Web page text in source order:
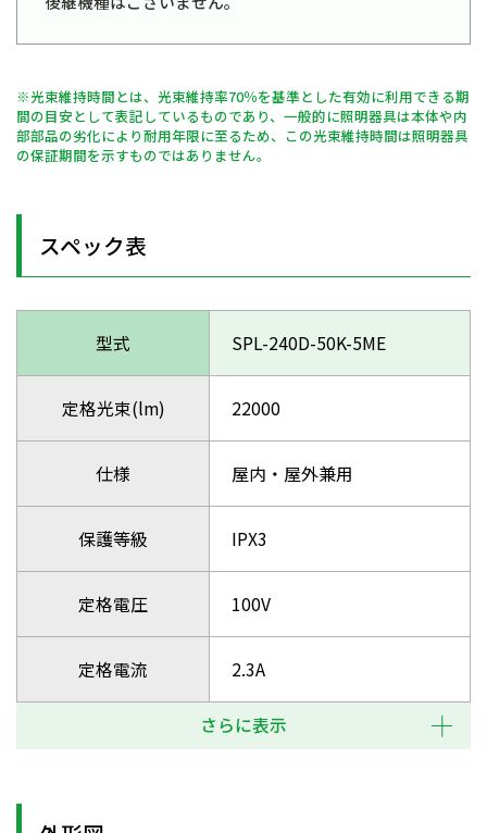
※光束維持時間とは、光束維持率70％を基準とした有効に利用できる期
間の目安として表記しているものであり、一般的に照明器具は本体や内
部部品の劣化により耐用年限に至るため、この光束維持時間は照明器具
の保証期間を示すものではありません。
スペック表
型式 SPL-240D-50K-5ME
定格光束(lm) 22000
仕様 屋内・屋外兼用
保護等級 IPX3
定格電圧 100V
定格電流 2.3A
さらに表示